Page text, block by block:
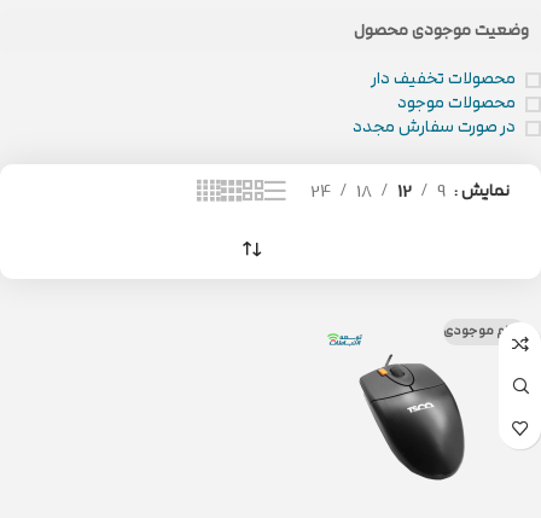
وضعیت موجودی محصول
محصولات تخفیف دار
محصولات موجود
در صورت سفارش مجدد
نمایش 9
12
18
24
اتمام موجودی